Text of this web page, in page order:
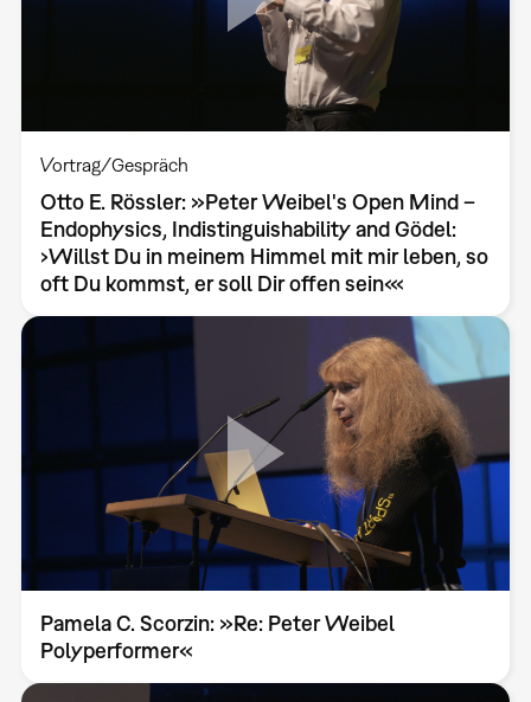
Vortrag/Gespräch
Otto E. Rössler: »Peter Weibel's Open Mind –
Endophysics, Indistinguishability and Gödel:
›Willst Du in meinem Himmel mit mir leben, so
oft Du kommst, er soll Dir offen sein‹«
Pamela C. Scorzin: »Re: Peter Weibel
Polyperformer«